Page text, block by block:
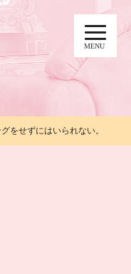
MENU
をせずにはいられない。